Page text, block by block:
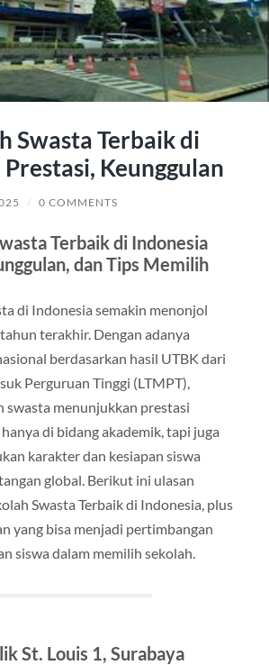
Swasta Terbaik di
Keunggulan
/ 0 COMMENTS
Terbaik di Indonesia
dan Tips Memilih
di Indonesia semakin menonjol
terakhir. Dengan adanya
berdasarkan hasil UTBK dari
Perguruan Tinggi (LTMPT),
swasta menunjukkan prestasi
di bidang akademik, tapi juga
karakter dan kesiapan siswa
global. Berikut ini ulasan
Swasta Terbaik di Indonesia, plus
yang bisa menjadi pertimbangan
siswa dalam memilih sekolah.
St. Louis 1, Surabaya